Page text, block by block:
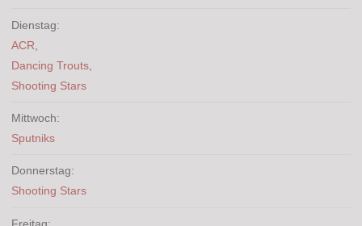
Dienstag:
ACR
Dancing Trouts
Shooting Stars
Mittwoch:
Sputniks
Donnerstag:
Shooting Stars
Freitag: